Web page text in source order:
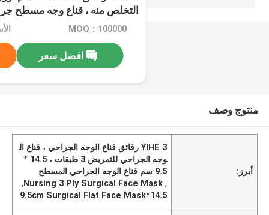
التخلص منه ، قناع وجه مسطح
MOQ：100000
افضل سعر
منتوج وصف
أبرز:
YIHE 3 رقائق قناع الوجه الجراحي ، قناع ال
وجه الجراحي للتمريض 3 طبقات ، 14.5 *
9.5 سم قناع الوجه الجراحي المسطح
,
Nursing 3 Ply Surgical Face Mask
,
14.5*9.5cm Surgical Flat Face Mask